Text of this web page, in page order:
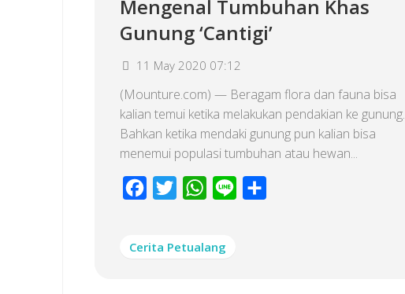
Mengenal Tumbuhan Khas
Gunung ‘Cantigi’
11 May 2020 07:12
(Mounture.com) — Beragam flora dan fauna bisa
kalian temui ketika melakukan pendakian ke gunung.
Bahkan ketika mendaki gunung pun kalian bisa
menemui populasi tumbuhan atau hewan...
Facebook
Twitter WhatsApp
Line
Cerita Petualang